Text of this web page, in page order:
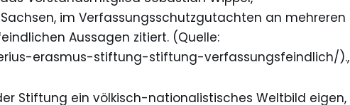
im Verfassungsschutzgutachten an mehreren
Aussagen zitiert. (Quelle:
erasmus-stiftung-stiftung-verfassungsfeindlich/).,
Stiftung ein völkisch-nationalistisches Weltbild eigen,